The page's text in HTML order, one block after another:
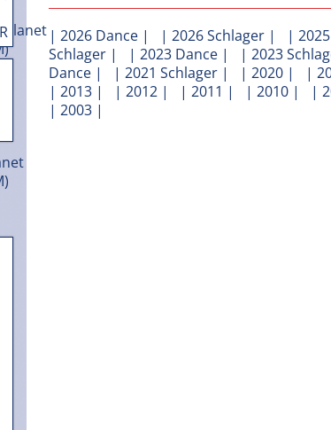
| 2026 Dance | | 2026 Schlager | |
Schlager | | 2023 Dance | | 2023
Dance | | 2021 Schlager | | 2020 | |
| 2013 | | 2012 | | 2011 | | 2010 | |
| 2003 |